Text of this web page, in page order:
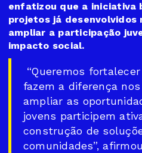
enfatizou que a iniciativa
projetos já desenvolvidos
ampliar a participação
impacto social.
“Queremos
fazem a diferença
ampliar as
jovens participem
construção de
comunidades”,